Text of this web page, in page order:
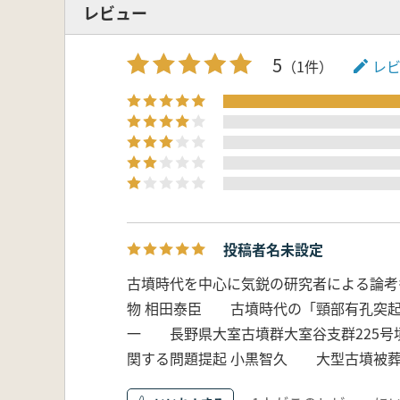
橋本博文先生略歴・研究業績
執筆者一覧
レビュー
5 （1件） レ
投稿者名未設定
古墳時代を中心に気鋭の研究者による
物 相田泰臣 古墳時代の「頸部有孔突
一 長野県大室古墳群大室谷支群225号
関する問題提起 小黒智久 大型古墳被